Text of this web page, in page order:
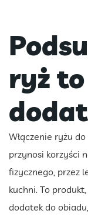
ryż
Włączenie ryżu
przynosi korzyści
fizycznego, przez
kuchni. To
dodatek do